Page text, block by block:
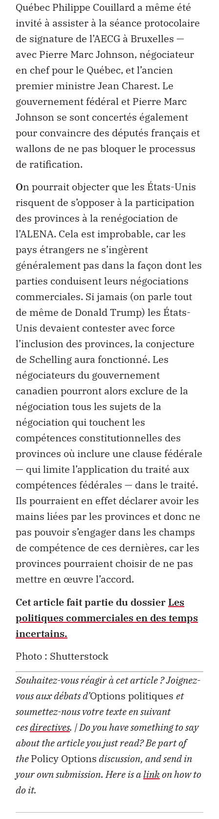
Québec Philippe Couillard a même été
invité à assister à la séance protocolaire
de signature de l’AECG à Bruxelles —
avec Pierre Marc Johnson, négociateur
en chef pour le Québec, et l’ancien
premier ministre Jean Charest. Le
gouvernement fédéral et Pierre Marc
Johnson se sont concertés également
pour convaincre des députés français et
wallons de ne pas bloquer le processus
de ratification.
On pourrait objecter que les États-Unis
risquent de s’opposer à la participation
des provinces à la renégociation de
l’ALENA. Cela est improbable, car les
pays étrangers ne s’ingèrent
généralement pas dans la façon dont les
parties conduisent leurs négociations
commerciales. Si jamais (on parle tout
de même de Donald Trump) les États-
Unis devaient contester avec force
l’inclusion des provinces, la conjecture
de Schelling aura fonctionné. Les
négociateurs du gouvernement
canadien pourront alors exclure de la
négociation tous les sujets de la
négociation qui touchent les
compétences constitutionnelles des
provinces où inclure une clause fédérale
— qui limite l’application du traité aux
compétences fédérales — dans le traité.
Ils pourraient en effet déclarer avoir les
mains liées par les provinces et donc ne
pas pouvoir s’engager dans les champs
de compétence de ces dernières, car les
provinces pourraient choisir de ne pas
mettre en œuvre l’accord.
Cet article fait partie du dossier Les
politiques commerciales en des temps
incertains.
Photo : Shutterstock
Souhaitez-vous réagir à cet article ?Joignez-
vous aux débats d’Options politiques et
soumettez-nous votre texte en suivant
cesdirectives. | Do you have something to say
about the article you just read? Be part of
thePolicy Optionsdiscussion, and send in
your own submission. Here is alinkon how to
do it.